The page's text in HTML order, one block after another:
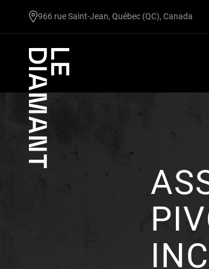
966 rue Saint-Jean, Québec (QC), Canada